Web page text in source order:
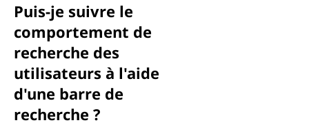
Puis-je suivre le
comportement de
recherche des
utilisateurs à l'aide
d'une barre de
recherche ?